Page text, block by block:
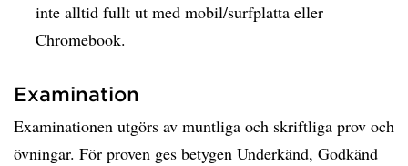
inte alltid fullt ut med mobil/surfplatta eller
Chromebook.
Examination
Examinationen utgörs av muntliga och skriftliga prov och
övningar. För proven ges betygen Underkänd, Godkänd